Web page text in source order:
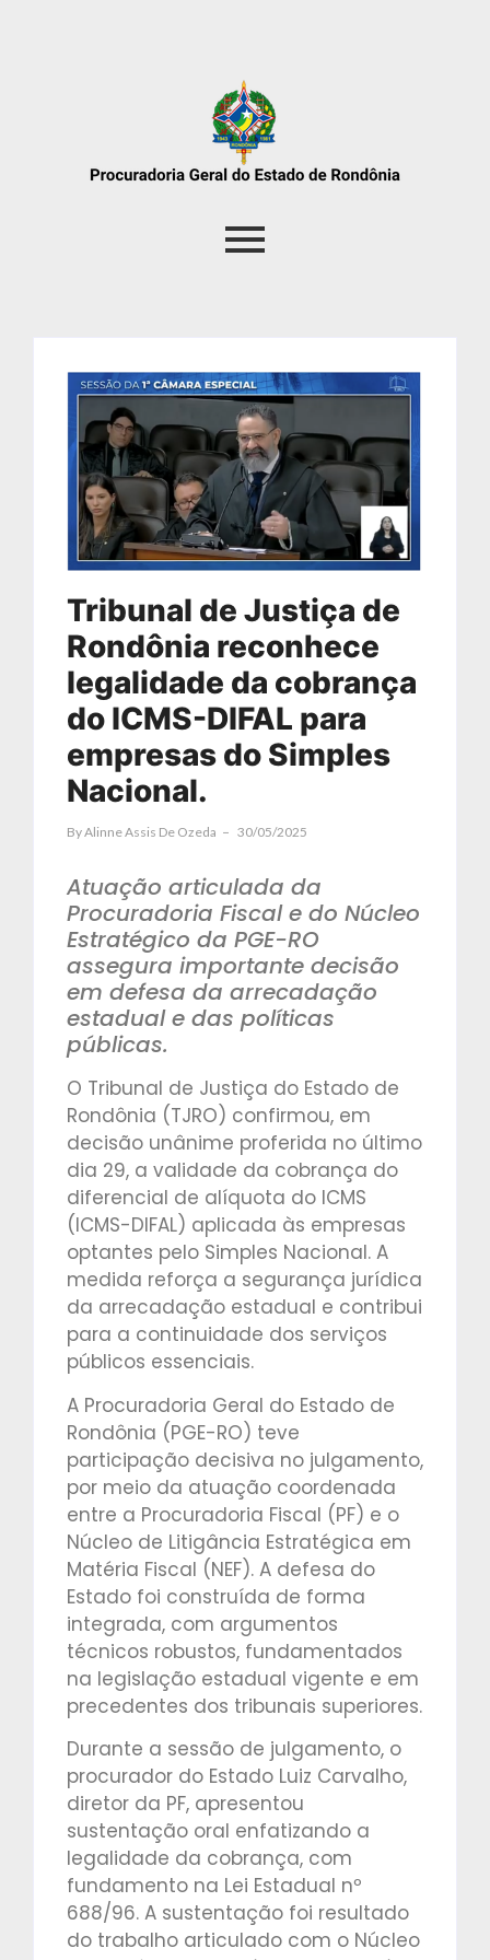
Tribunal de Justiça de
Rondônia reconhece
legalidade da cobrança
do ICMS-DIFAL para
empresas do Simples
Nacional.
ByAlinne Assis De Ozeda 30/05/2025
Atuação articulada da
Procuradoria Fiscal e do Núcleo
Estratégico da PGE-RO
assegura importante decisão
em defesa da arrecadação
estadual e das políticas
públicas.
O Tribunal de Justiça do Estado de
Rondônia (TJRO) confirmou, em
decisão unânime proferida no último
dia 29, a validade da cobrança do
diferencial de alíquota do ICMS
(ICMS-DIFAL) aplicada às empresas
optantes pelo Simples Nacional. A
medida reforça a segurança jurídica
da arrecadação estadual e contribui
para a continuidade dos serviços
públicos essenciais.
A Procuradoria Geral do Estado de
Rondônia (PGE-RO) teve
participação decisiva no julgamento,
por meio da atuação coordenada
entre a Procuradoria Fiscal (PF) e o
Núcleo de Litigância Estratégica em
Matéria Fiscal (NEF). A defesa do
Estado foi construída de forma
integrada, com argumentos
técnicos robustos, fundamentados
na legislação estadual vigente e em
precedentes dos tribunais superiores.
Durante a sessão de julgamento, o
procurador do Estado Luiz Carvalho,
diretor da PF, apresentou
sustentação oral enfatizando a
legalidade da cobrança, com
fundamento na Lei Estadual nº
688/96. A sustentação foi resultado
do trabalho articulado com o Núcleo